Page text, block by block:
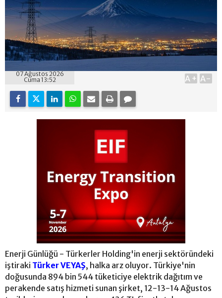
07 Ağustos 2026
Cuma 13:52
A+ A-
Enerji Günlüğü - Türkerler Holding'in enerji sektöründeki
iştiraki Türker VEYAŞ, halka arz oluyor. Türkiye'nin
doğusunda 894 bin 544 tüketiciye elektrik dağıtım ve
perakende satış hizmeti sunan şirket, 12-13-14 Ağustos